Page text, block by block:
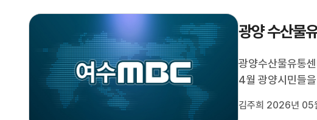
광양 수산물
광양수산물유통
4월 광양시민들
선정했으며 이달
김주희 2026년 05